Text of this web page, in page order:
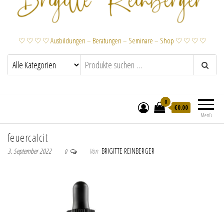
♡ ♡ ♡ ♡ Ausbildungen – Beratungen – Seminare – Shop ♡ ♡ ♡ ♡
Menü
0
€0.00
feuercalcit
3. September 2022 0 Von BRIGITTE REINBERGER